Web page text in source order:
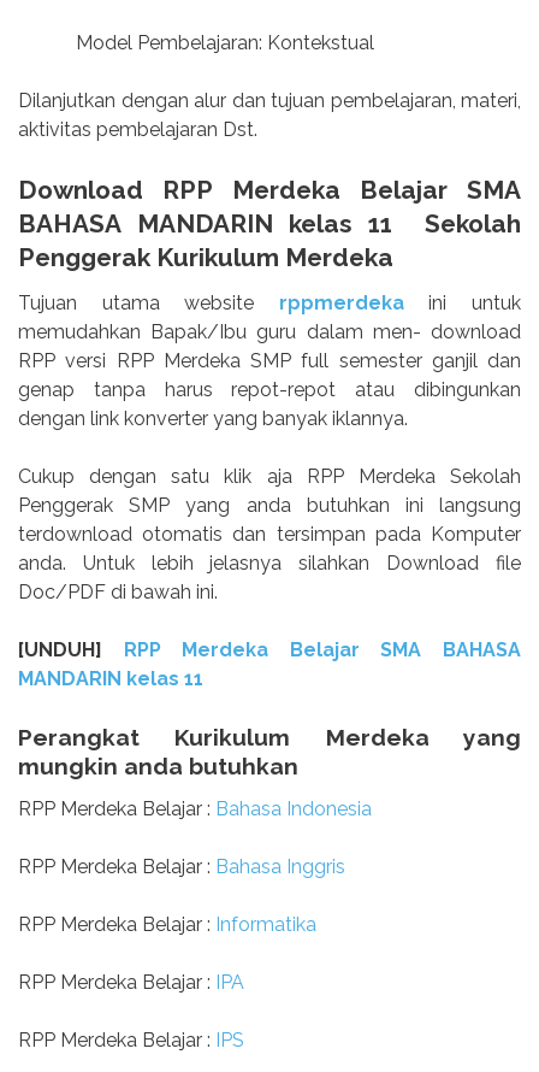
Model Pembelajaran: Kontekstual
Dilanjutkan dengan alur dan tujuan pembelajaran, materi,
aktivitas pembelajaran Dst.
Download RPP Merdeka Belajar SMA
BAHASA MANDARIN kelas 11 Sekolah
Penggerak Kurikulum Merdeka
Tujuan utama website rppmerdeka
ini untuk
memudahkan Bapak/Ibu guru dalam men- download
RPP versi RPP Merdeka SMP full semester ganjil dan
genap tanpa harus repot-repot atau dibingunkan
dengan link konverter yang banyak iklannya.
Cukup dengan satu klik aja RPP Merdeka Sekolah
Penggerak SMP yang anda butuhkan ini langsung
terdownload otomatis dan tersimpan pada Komputer
anda. Untuk lebih jelasnya silahkan Download file
Doc/PDF di bawah ini.
[UNDUH] RPP Merdeka Belajar SMA BAHASA
MANDARIN kelas 11
Perangkat Kurikulum Merdeka yang
mungkin anda butuhkan
RPP Merdeka Belajar : Bahasa Indonesia
RPP Merdeka Belajar : Bahasa Inggris
RPP Merdeka Belajar : Informatika
RPP Merdeka Belajar : IPA
RPP Merdeka Belajar : IPS